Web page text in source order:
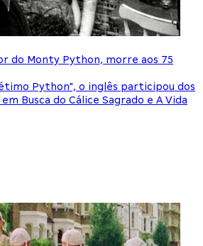
do Monty Python, morre aos 75
Python", o inglês participou dos
Busca do Cálice Sagrado e A Vida